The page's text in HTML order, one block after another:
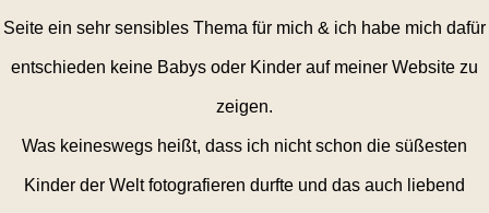
Seite ein sehr sensibles Thema für mich & ich habe mich dafür
entschieden keine Babys oder Kinder auf meiner Website zu
zeigen.
Was keineswegs heißt, dass ich nicht schon die süßesten
Kinder der Welt fotografieren durfte und das auch liebend